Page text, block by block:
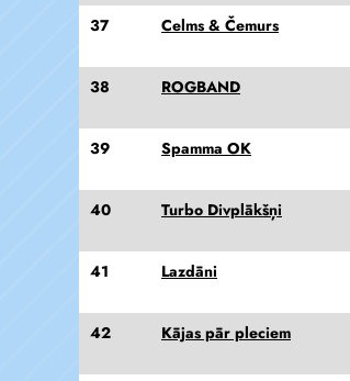
37 Celms & Čemurs
38 ROGBAND
39 Spamma OK
40 Turbo Divplākšņi
41 Lazdāni
42 Kājas pār pleciem